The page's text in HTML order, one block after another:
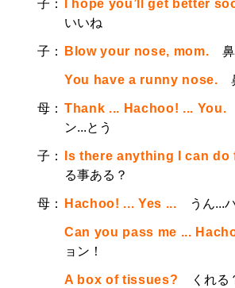
子： I hope you’ll get better
いいね
子： Blow your nose, mom.
You have a runny nose.
母： Thank ... Hachoo! ... You.
ン...とう
子： Is there anything I can do
る事ある？
母： Hachoo! ... Yes ... うん...
Can you pass me ...
ョン！
A box of tissues? くれる